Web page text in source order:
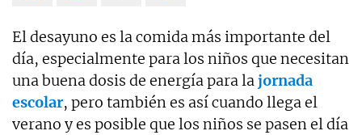
El desayuno es la comida más importante del
día, especialmente para los niños que necesitan
una buena dosis de energía para lajornada
escolar, pero también es así cuando llega el
verano y es posible que los niños se pasen el día